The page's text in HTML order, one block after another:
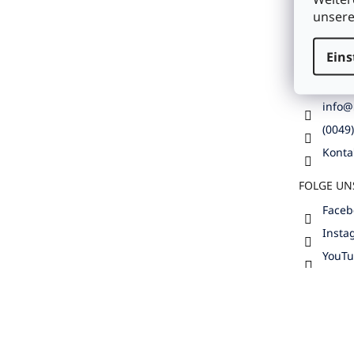
GmbH
info@
FOLGE